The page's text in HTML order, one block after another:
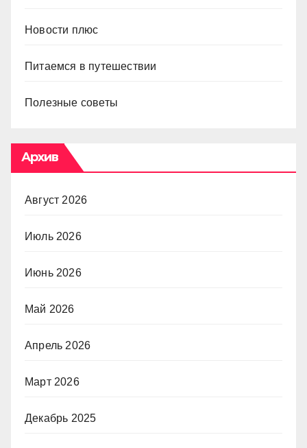
Новости плюс
Питаемся в путешествии
Полезные советы
Архив
Август 2026
Июль 2026
Июнь 2026
Май 2026
Апрель 2026
Март 2026
Декабрь 2025